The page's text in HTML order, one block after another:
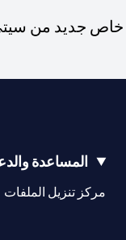
جديد من سيتي
المساعدة
مركز تنزيل الملفات